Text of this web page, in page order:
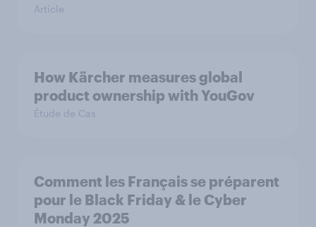
Article
How Kärcher measures global
product ownership with YouGov
Étude de Cas
Comment les Français se préparent
pour le Black Friday & le Cyber
Monday 2025